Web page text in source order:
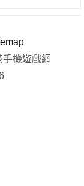
機遊戲網